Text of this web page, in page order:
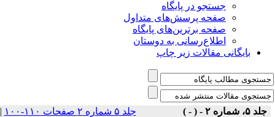
جستجو در پایگاه
صفحه پرسش‌های متداول
صفحه برترین‌های پایگاه
اطلاع‌رسانی به دوستان
بایگانی مقالات زیر چاپ
جلد ۵، شماره ۲ - ( - ) جلد ۵ شماره ۲ صفحات ۱۱۰-۱۰۰
|